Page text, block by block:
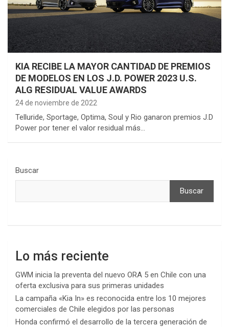
KIA RECIBE LA MAYOR CANTIDAD DE PREMIOS
DE MODELOS EN LOS J.D. POWER 2023 U.S.
ALG RESIDUAL VALUE AWARDS
24 de noviembre de 2022
Telluride, Sportage, Optima, Soul y Rio ganaron premios J.D
Power por tener el valor residual más…
Buscar
Buscar
Lo más reciente
GWM inicia la preventa del nuevo ORA 5 en Chile con una
oferta exclusiva para sus primeras unidades
La campaña «Kia In» es reconocida entre los 10 mejores
comerciales de Chile elegidos por las personas
Honda confirmó el desarrollo de la tercera generación de